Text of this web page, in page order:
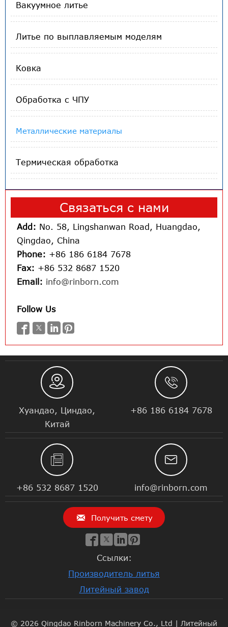
Вакуумное литье
Литье по выплавляемым моделям
Ковка
Обработка с ЧПУ
Металлические материалы
Термическая обработка
Связаться с нами
Add: No. 58, Lingshanwan Road, Huangdao,
Qingdao, China
Phone: +86 186 6184 7678
Fax: +86 532 8687 1520
Email: info@rinborn.com
Follow Us
   

Хуандао, Циндао,
Китай

+86 186 6184 7678

+86 532 8687 1520

info@rinborn.com
 Получить смету
   
Ссылки:
Производитель литья
Литейный завод
© 2026 Qingdao Rinborn Machinery Co., Ltd | Литейный